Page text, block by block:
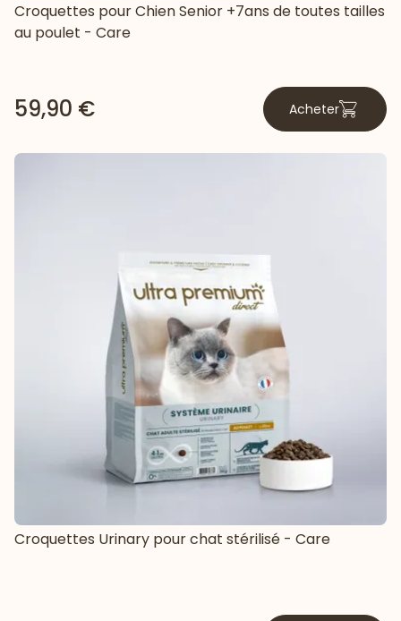
Croquettes pour Chien Senior +7ans de toutes tailles
au poulet - Care
59,90 € Acheter
Croquettes Urinary pour chat stérilisé - Care